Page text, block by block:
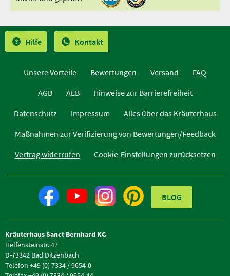
Hilfe Kontakt
Unsere Vorteile Bewertungen Versand
FAQ
AGB
AEB
Hinweise zur Barrierefreiheit
Datenschutz
Impressum
Alles über das Kräuterhaus
Maßnahmen zur Verifizierung von Bewertungen/Feedback
Vertrag widerrufen
Cookie-Einstellungen zurücksetzen
BLOG
Kräuterhaus Sanct Bernhard KG
Helfensteinstr. 47
D-73342 Bad Ditzenbach
Telefon +49 (0) 7334 / 9654-0